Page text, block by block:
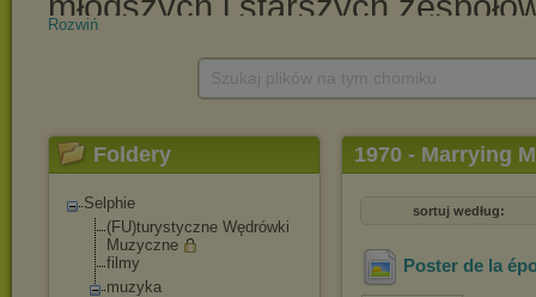
Rozwiń
Foldery
Selphie
(FU)turystyczne Wędrówki
Muzyczne
filmy
muzyka
1970 - Marrying
sortuj według:
Poster de la